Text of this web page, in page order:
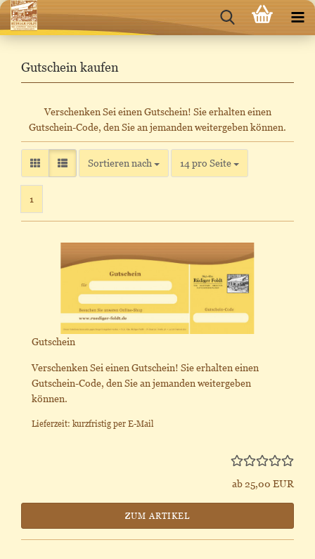
Gutschein kaufen
Verschenken Sei einen Gutschein! Sie erhalten einen
Gutschein-Code, den Sie an jemanden weitergeben können.
Sortieren nach
Sortieren nach 14 pro Seite
pro Seite
1
Gutschein
Verschenken Sei einen Gutschein! Sie erhalten einen
Gutschein-Code, den Sie an jemanden weitergeben
können.
Lieferzeit: kurzfristig per E-Mail
ab 25,00 EUR
ZUM ARTIKEL